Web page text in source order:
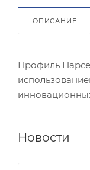
ОПИСАНИЕ
Профиль
Новости